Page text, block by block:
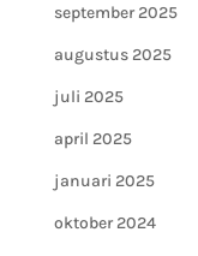
september 2025
augustus 2025
juli 2025
april 2025
januari 2025
oktober 2024